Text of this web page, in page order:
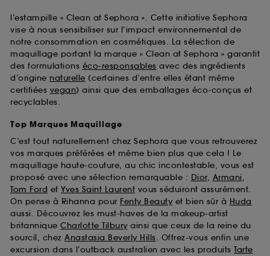
l’estampille « Clean at Sephora ». Cette initiative Sephora
vise à nous sensibiliser sur l’impact environnemental de
notre consommation en cosmétiques. La sélection de
maquillage portant la marque « Clean at Sephora » garantit
des formulations éco-responsables avec des ingrédients
d’origine naturelle (certaines d’entre elles étant même
certifiées vegan) ainsi que des emballages éco-conçus et
recyclables.
Top Marques Maquillage
C’est tout naturellement chez Sephora que vous retrouverez
vos marques préférées et même bien plus que cela ! Le
maquillage haute-couture, au chic incontestable, vous est
proposé avec une sélection remarquable : Dior, Armani,
Tom Ford et Yves Saint Laurent vous séduiront assurément.
On pense à Rihanna pour Fenty Beauty et bien sûr à Huda
aussi. Découvrez les must-haves de la makeup-artist
britannique Charlotte Tilbury ainsi que ceux de la reine du
sourcil, chez Anastasia Beverly Hills. Offrez-vous enfin une
excursion dans l’outback australien avec les produits Tarte